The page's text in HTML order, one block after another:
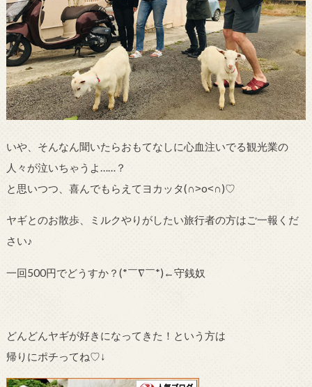
いや、そんなん聞いたらおもてなしに心血注いでる観光業の
人々が泣いちゃうよ……？
と思いつつ、喜んでもらえてヨカッタ(∩˃o˂∩)♡
ヤギとのお散歩、ミルクやりがしたい旅行者の方はご一報くだ
さい♪
一回500円でどうすか？(*￣∇￣*)←守銭奴
どんどんヤギが好きになってきた！という方は
帰りにポチってね♡↓